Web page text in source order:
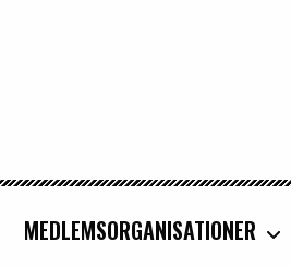
MEDLEMSORGANISATIONER